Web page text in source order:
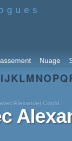
Nuage
IJKLMNOPQ
Alexander Gould